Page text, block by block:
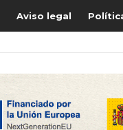
Aviso legal